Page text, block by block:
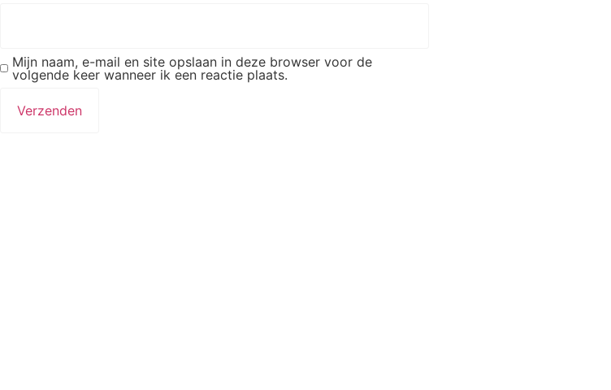
Mijn naam, e-mail en site opslaan in deze browser voor de
volgende keer wanneer ik een reactie plaats.